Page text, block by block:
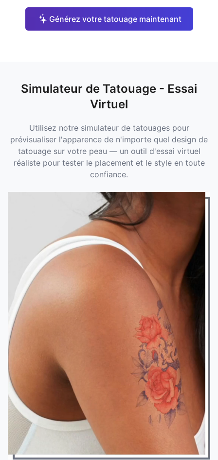
Générez votre tatouage maintenant
Simulateur de Tatouage - Essai
Virtuel
Utilisez notre simulateur de tatouages pour
prévisualiser l'apparence de n'importe quel design de
tatouage sur votre peau — un outil d'essai virtuel
réaliste pour tester le placement et le style en toute
confiance.